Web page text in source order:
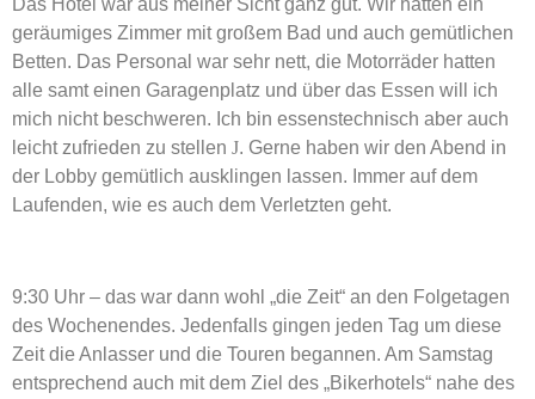
Das Hotel war aus meiner Sicht ganz gut. Wir hatten ein
geräumiges Zimmer mit großem Bad und auch gemütlichen
Betten. Das Personal war sehr nett, die Motorräder hatten
alle samt einen Garagenplatz und über das Essen will ich
mich nicht beschweren. Ich bin essenstechnisch aber auch
leicht zufrieden zu stellen J. Gerne haben wir den Abend in
der Lobby gemütlich ausklingen lassen. Immer auf dem
Laufenden, wie es auch dem Verletzten geht.
9:30 Uhr – das war dann wohl „die Zeit“ an den Folgetagen
des Wochenendes. Jedenfalls gingen jeden Tag um diese
Zeit die Anlasser und die Touren begannen. Am Samstag
entsprechend auch mit dem Ziel des „Bikerhotels“ nahe des